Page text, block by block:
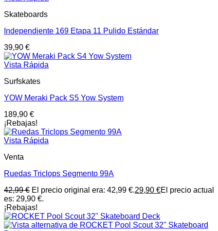
Skateboards
Independiente 169 Etapa 11 Pulido Estándar
39,90 €
Vista Rápida
Surfskates
YOW Meraki Pack S5 Yow System
189,90 €
¡Rebajas!
Vista Rápida
Venta
Ruedas Triclops Segmento 99A
42,99€ El precio original era: 42,99 €.29,90 €El precio actual
es: 29,90 €.
¡Rebajas!